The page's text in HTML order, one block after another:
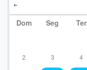
Dom Seg Ter
2 3 4